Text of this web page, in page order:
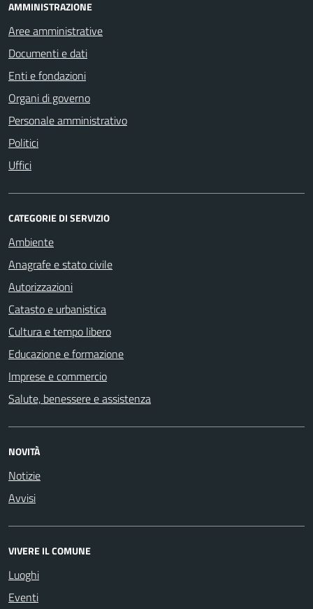
AMMINISTRAZIONE
Aree amministrative
Documenti e dati
Enti e fondazioni
Organi di governo
Personale amministrativo
Politici
Uffici
CATEGORIE DI SERVIZIO
Ambiente
Anagrafe e stato civile
Autorizzazioni
Catasto e urbanistica
Cultura e tempo libero
Educazione e formazione
Imprese e commercio
Salute, benessere e assistenza
NOVITÀ
Notizie
Avvisi
VIVERE IL COMUNE
Luoghi
Eventi